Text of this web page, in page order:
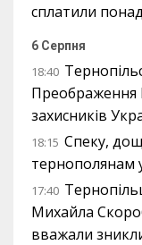
сплатили
6 Серпня
18:40
Преображення
захисників
18:15 Спеку,
тернополянам
17:40
Михайла
вважали